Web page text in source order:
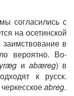
согласились с
на осетинской
в
вероятно. Во-
и abæreg) в
к русск.
abreg.